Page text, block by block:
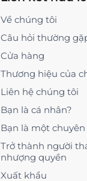
Về chúng tôi
Câu hỏi thường
Cửa hàng
Thương hiệu của
Liên hệ chúng tôi
Bạn là cá nhân?
Bạn là một
Trở thành người
nhượng quyền
Xuất khẩu